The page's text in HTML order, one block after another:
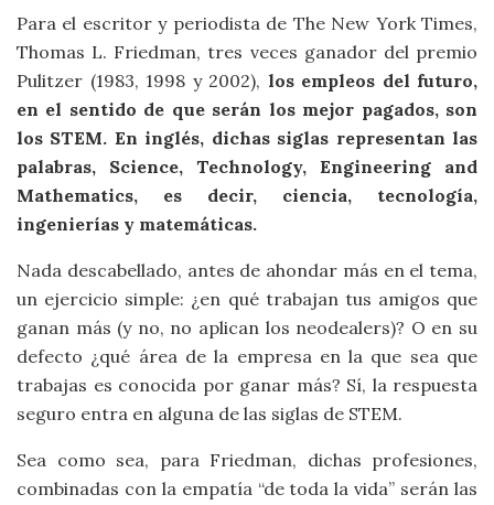
Para el escritor y periodista de The New York Times,
Thomas L. Friedman, tres veces ganador del premio
Pulitzer (1983, 1998 y 2002), los empleos del futuro,
en el sentido de que serán los mejor pagados, son
los STEM. En inglés, dichas siglas representan las
palabras, Science, Technology, Engineering and
Mathematics, es decir, ciencia, tecnología,
ingenierías y matemáticas.
Nada descabellado, antes de ahondar más en el tema,
un ejercicio simple: ¿en qué trabajan tus amigos que
ganan más (y no, no aplican los neodealers)? O en su
defecto ¿qué área de la empresa en la que sea que
trabajas es conocida por ganar más? Sí, la respuesta
seguro entra en alguna de las siglas de STEM.
Sea como sea, para Friedman, dichas profesiones,
combinadas con la empatía “de toda la vida” serán las